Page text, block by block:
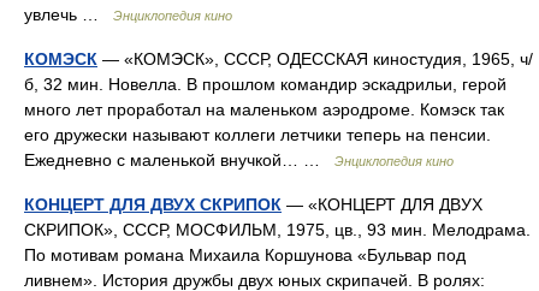
увлечь …
Энциклопедия кино
КОМЭСК — «КОМЭСК», СССР, ОДЕССКАЯ киностудия, 1965, ч/
б, 32 мин. Новелла. В прошлом командир эскадрильи, герой
много лет проработал на маленьком аэродроме. Комэск так
его дружески называют коллеги летчики теперь на пенсии.
Ежедневно с маленькой внучкой… …
Энциклопедия кино
КОНЦЕРТ ДЛЯ ДВУХ СКРИПОК — «КОНЦЕРТ ДЛЯ ДВУХ
СКРИПОК», СССР, МОСФИЛЬМ, 1975, цв., 93 мин. Мелодрама.
По мотивам романа Михаила Коршунова «Бульвар под
ливнем». История дружбы двух юных скрипачей. В ролях: